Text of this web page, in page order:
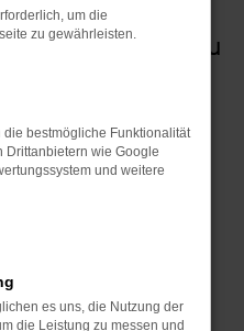
–
für Landau
gehen Sie für Ihre
Nummer sicher und
Ihnen zusagt. Was das
Sie umfangreich beraten
Entsprechend
all die Extras und
Landau an der Isar passt.
Hyundai KONA
die Motorisierung und die
Bevor Sie in Ihr
um die
zu gewährleisten.
bestmögliche Funktionalität
Drittanbietern wie Google
und weitere
es uns, die Nutzung der
die Leistung zu messen und